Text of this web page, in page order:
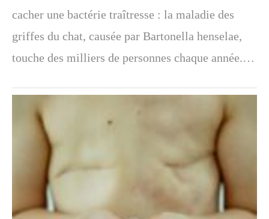
cacher une bactérie traîtresse : la maladie des
griffes du chat, causée par Bartonella henselae,
touche des milliers de personnes chaque année.…